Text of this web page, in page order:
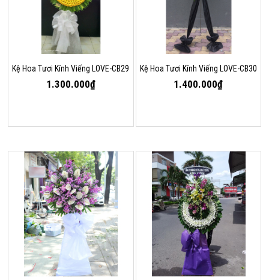
Kệ Hoa Tươi Kính Viếng LOVE-CB29
1.300.000₫
Kệ Hoa Tươi Kính Viếng LOVE-CB30
1.400.000₫